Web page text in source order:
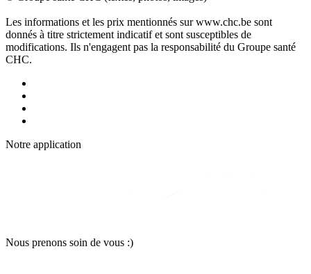
Les informations et les prix mentionnés sur www.chc.be sont
donnés à titre strictement indicatif et sont susceptibles de
modifications. Ils n'engagent pas la responsabilité du Groupe santé
CHC.
Notre application
Nous prenons soin de vous :)